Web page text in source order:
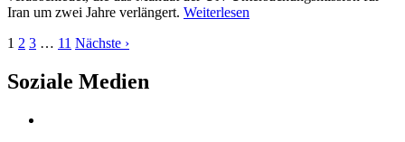
Iran um zwei Jahre verlängert. Weiterlesen
1 2 3 … 11 Nächste ›
Soziale Medien